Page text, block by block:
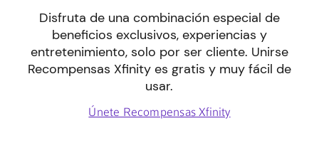
Disfruta de una combinación especial de
beneficios exclusivos, experiencias y
entretenimiento, solo por ser cliente. Unirse
Recompensas Xfinity es gratis y muy fácil de
usar.
Únete Recompensas Xfinity